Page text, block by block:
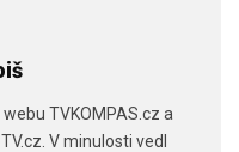
TVKOMPAS.cz a
V minulosti vedl